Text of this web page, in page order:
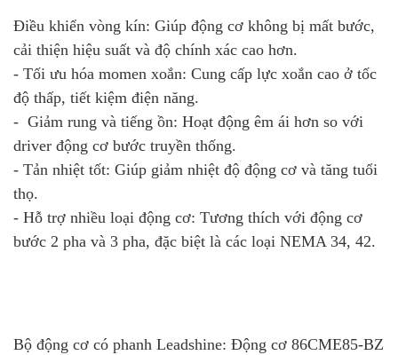
Điều khiển vòng kín: Giúp động cơ không bị mất bước,
cải thiện hiệu suất và độ chính xác cao hơn.
- Tối ưu hóa momen xoắn: Cung cấp lực xoắn cao ở tốc
độ thấp, tiết kiệm điện năng.
- Giảm rung và tiếng ồn: Hoạt động êm ái hơn so với
driver động cơ bước truyền thống.
- Tản nhiệt tốt: Giúp giảm nhiệt độ động cơ và tăng tuổi
thọ.
- Hỗ trợ nhiều loại động cơ: Tương thích với động cơ
bước 2 pha và 3 pha, đặc biệt là các loại NEMA 34, 42.
Bộ động cơ có phanh Leadshine: Động cơ 86CME85-BZ